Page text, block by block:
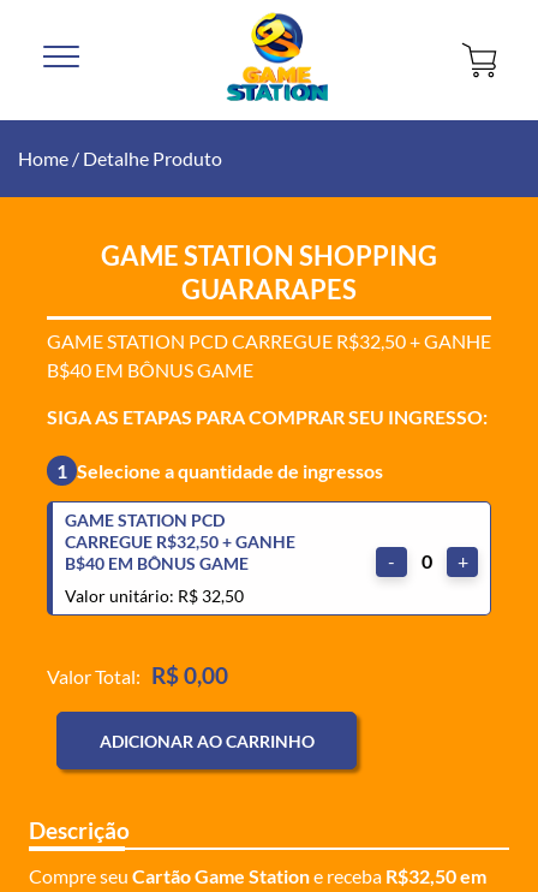
Home / Detalhe Produto
GAME STATION SHOPPING
GUARARAPES
GAME STATION PCD CARREGUE R$32,50 + GANHE
B$40 EM BÔNUS GAME
SIGA AS ETAPAS PARA COMPRAR SEU INGRESSO:
1 Selecione a quantidade de ingressos
GAME STATION PCD
CARREGUE R$32,50 + GANHE
B$40 EM BÔNUS GAME
Valor unitário: R$ 32,50
- 0 +
Valor Total: R$ 0,00
ADICIONAR AO CARRINHO
Descrição
Compre seu Cartão Game Statione receba R$32,50 em